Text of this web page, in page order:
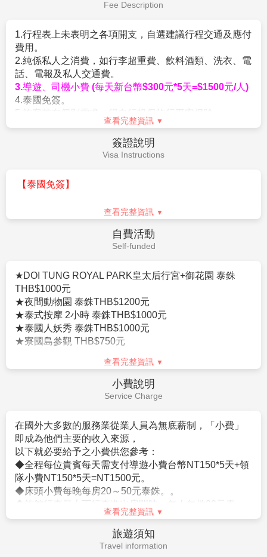
是清邁旅途中不可錯過的獨特景點。
象互動和體驗照顧大象的機會
，同時也強調友善動物和
保護大象的理念。這些保育營通常會讓遊客參與餵食大
象等活動 ，並提供關於大象生活方式和行為的知識。
【
MAYA百貨 + 尼曼創意購物街】
市之外，別錯過清邁尼曼路！清邁最好逛的潮流購物商
場，尼曼路靠近清邁大學，有多家文創商店進駐之外，
也有大型的藝文空間。在尼曼路，不只有大型的商場
One Nimman又稱做尼曼路一號市集，現在
已經成為清邁一個火紅的景點了，也可以去
或者是尼曼路單號巷子裡尋寶！
房狀況才能確認，因大房房間數有限請恕無法保証。
▲旅客須出示在泰期間足夠之生活費，每人至少1萬泰
銖，每一家庭至少2萬泰銖(須出示現金)，若金額不足將
被遣返請注意!!
10. 貼心提醒：外籍人士需注意二次入境之辦理相關規
定，且持外國護照之旅客團費需另計。
11. 如逢旺季或客滿，航空公司要求提早開票，繳交尾款
時將依航空公司規定辦理，請見諒！
12.如因個人因素無法成行，已繳付之團體訂金依定型化
旅遊契約書中之規定辦理。
13.東南亞因路邊攤衛生極差，導致團員常拉肚子，請注
14.金錢：現金不可超過美金伍仟元等值外幣，新台幣不
15.電壓：東南亞的電壓為220伏特，如帶電器用品請備
變電器。
16.其它：東南亞地區集體遺失護照甚多，機票及護照旅
客請自行妥善保管，最好分開存放
Fee Description
1.行程表上未表明之各項開支，自選建議行程交通及應付
費用。
2.純係私人之消費，如行李超重費、飲料酒類、洗衣、電
話、電報及私人交通費。
3.導遊、司機小費 (每天新台幣$300元*5天=$1500元/人)
4.泰國免簽。
5.旅客若有個別需求，得自行投保旅行平安保險。
查看完整資訊
簽證說明
Visa Instructions
【泰國免簽】
查看完整資訊
自費活動
Self-funded
★DOI TUNG ROYAL PARK皇太后行宮+御花園 泰銖
THB$1000元
★夜間動物園 泰銖THB$1200元
★泰式按摩 2小時 泰銖THB$1000元
★泰國人妖秀 泰銖THB$1000元
★寮國島參觀 THB$750元
查看完整資訊
小費說明
Service Charge
在國外大多數的服務業從業人員為無底薪制，「小費」
即成為他們主要的收入來源，
以下就必要給予之小費供您參考：
◆全程每位貴賓每天需支付導遊小費台幣NT150*5天+領
隊小費NT150*5天=NT1500元。
◆床頭小費每晚每房20～50元泰銖。。
◆旅館行李員上下行李進出房間時，每人每件20元泰
銖。
◆飯店內若有額外服務需求，每次給予約20元泰銖或1美
查看完整資訊
旅遊須知
Travel information